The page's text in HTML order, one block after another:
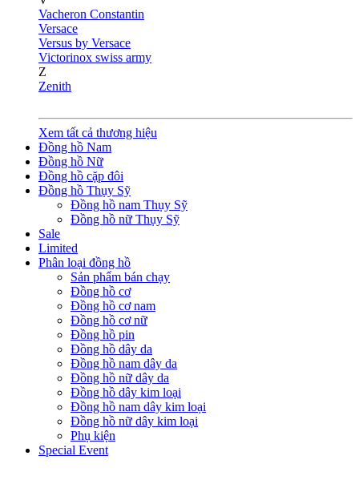
Vacheron Constantin
Versace
Versus by Versace
Victorinox swiss army
Z
Zenith
Xem tất cả thương hiệu
Đồng hồ Nam
Đồng hồ Nữ
Đồng hồ cặp đôi
Đồng hồ Thụy Sỹ
Đồng hồ nam Thụy Sỹ
Đồng hồ nữ Thụy Sỹ
Sale
Limited
Phân loại đồng hồ
Sản phẩm bán chạy
Đồng hồ cơ
Đồng hồ cơ nam
Đồng hồ cơ nữ
Đồng hồ pin
Đồng hồ dây da
Đồng hồ nam dây da
Đồng hồ nữ dây da
Đồng hồ dây kim loại
Đồng hồ nam dây kim loại
Đồng hồ nữ dây kim loại
Phụ kiện
Special Event